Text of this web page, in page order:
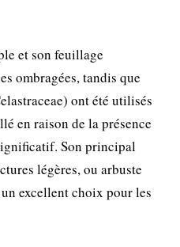
et son feuillage
ombragées, tandis que
ont été utilisés
en raison de la présence
Son principal
légères, ou arbuste
excellent choix pour les